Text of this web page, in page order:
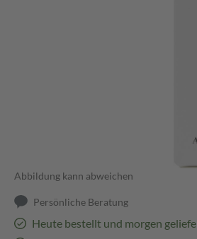
Abbildung kann abweichen
Persönliche Beratung
Heute bestellt und morgen